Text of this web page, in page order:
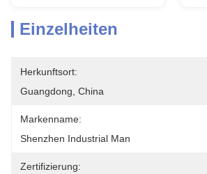
Einzelheiten
Herkunftsort:
Guangdong, China
Markenname:
Shenzhen Industrial Man
Zertifizierung: